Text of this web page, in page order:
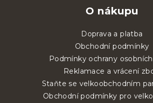
O nákupu
Doprava a platba
Obchodní podmínky
Podmínky ochrany
Reklamace a vrácení
Staňte se velkoobchodním
Obchodní podmínky pro